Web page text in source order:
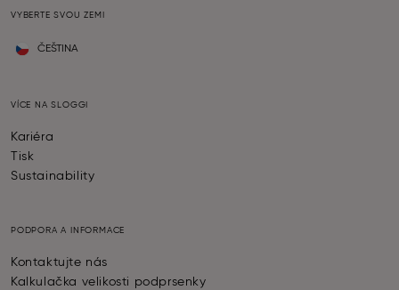
VYBERTE SVOU ZEMI
ČEŠTINA
VÍCE NA SLOGGI
Kariéra
Tisk
Sustainability
PODPORA A INFORMACE
Kontaktujte nás
Kalkulačka velikosti podprsenky